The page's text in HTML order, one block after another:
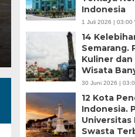
pohon,…
Indonesia
1 Juli 2026 | 03:00
14
Semarang.
Kuliner
Wisata
30 Juni 2026 |
12 Kota
Indonesia.
Universitas
Swasta